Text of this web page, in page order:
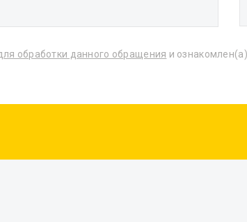
обработки данного обращения и